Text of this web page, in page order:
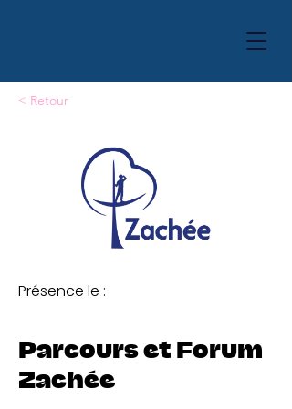
< Retour
Présence le :
Parcours et Forum
Zachée